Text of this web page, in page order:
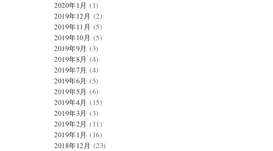
2020年1月 (1)
2019年12月 (2)
2019年11月 (5)
2019年10月 (5)
2019年9月 (3)
2019年8月 (4)
2019年7月 (4)
2019年6月 (5)
2019年5月 (6)
2019年4月 (15)
2019年3月 (3)
2019年2月 (11)
2019年1月 (16)
2018年12月 (23)